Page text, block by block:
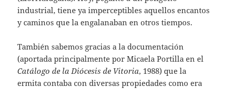
industrial, tiene ya imperceptibles aquellos encantos
y caminos que la engalanaban en otros tiempos.
También sabemos gracias a la documentación
(aportada principalmente por Micaela Portilla en el
Catálogo de la Diócesis de Vitoria, 1988) que la
ermita contaba con diversas propiedades como era